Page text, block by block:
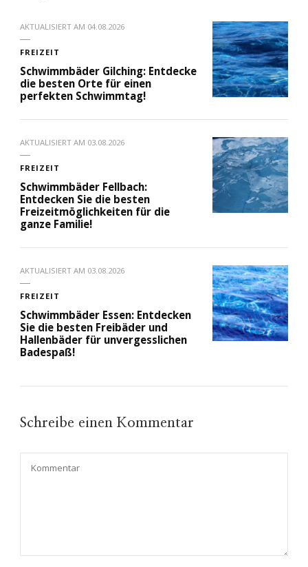
AKTUALISIERT AM 04.08.2026
FREIZEIT
Schwimmbäder Gilching: Entdecke
die besten Orte für einen
perfekten Schwimmtag!
AKTUALISIERT AM 03.08.2026
FREIZEIT
Schwimmbäder Fellbach:
Entdecken Sie die besten
Freizeitmöglichkeiten für die
ganze Familie!
AKTUALISIERT AM 03.08.2026
FREIZEIT
Schwimmbäder Essen: Entdecken
Sie die besten Freibäder und
Hallenbäder für unvergesslichen
Badespaß!
Schreibe einen Kommentar